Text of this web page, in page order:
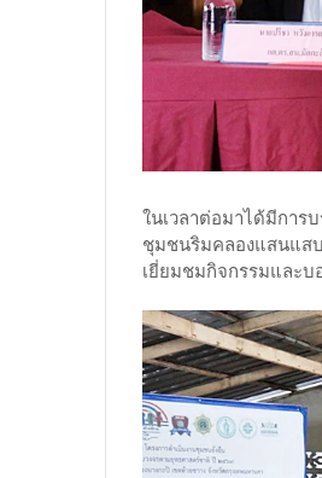
ในเวลาต่อมาได้มีการ
ชุมชนริมคลองแสนแส
เยี่ยมชมกิจกรรมและบ